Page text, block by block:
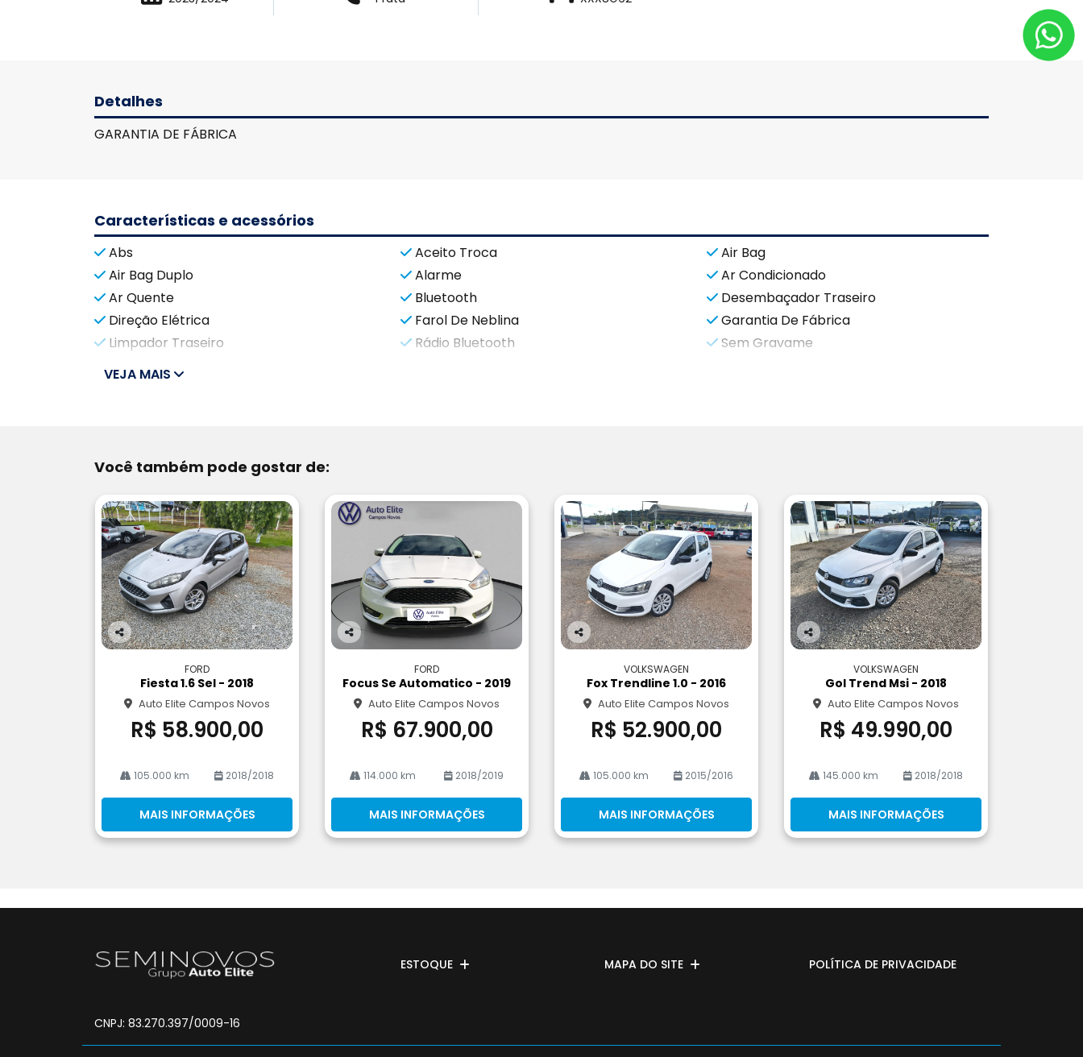
Detalhes
GARANTIA DE FÁBRICA
Características e acessórios
Abs Aceito Troca
Air Bag
Air Bag Duplo
Alarme
Ar Condicionado
Ar Quente
Bluetooth
Desembaçador Traseiro
Direção Elétrica
Farol De Neblina
Garantia De Fábrica
Limpador Traseiro
Rádio Bluetooth
Sem Gravame
VEJA MAIS
Você também pode gostar de:
Co
he
FORD
Fiesta 1.6 Sel - 2018
Auto Elite Campos Novos
R$ 58.900,00
105.000 km 2018/2018
MAIS INFORMAÇÕES
Co
rtil
he
FORD
Focus Se Automatico - 2019
Auto Elite Campos Novos
R$ 67.900,00
114.000 km 2018/2019
MAIS INFORMAÇÕES
Co
he
VOLKSWAGEN
Fox Trendline 1.0 - 2016
Auto Elite Campos Novos
R$ 52.900,00
105.000 km 2015/2016
MAIS INFORMAÇÕES
Co
he
VOLKSWAGEN
Gol Trend Msi - 2018
Auto Elite Campos Novos
R$ 49.990,00
145.000 km 2018/2018
MAIS INFORMAÇÕES
ESTOQUE MAPA DO SITE POLÍTICA DE PRIVACIDADE
CNPJ: 83.270.397/0009-16